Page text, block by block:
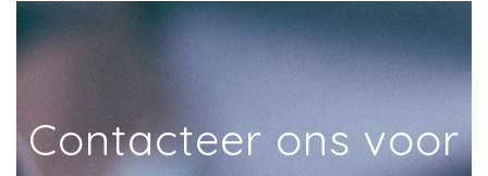
Contacteer ons voor